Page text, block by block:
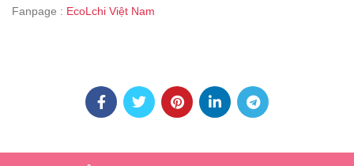
Fanpage : EcoLchi Việt Nam